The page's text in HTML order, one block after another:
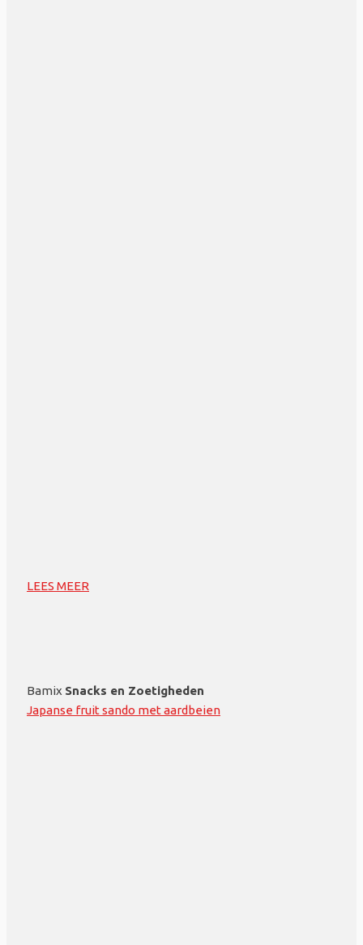
LEES MEER
Bamix Snacks en Zoetigheden
Japanse fruit sando met aardbeien